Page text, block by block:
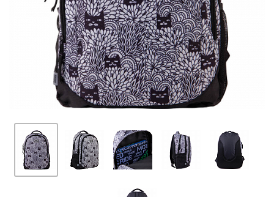
РОЗПРОДАЖ